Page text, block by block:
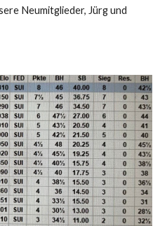
Neumitglieder, Jürg und